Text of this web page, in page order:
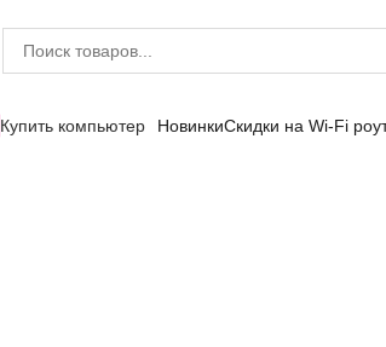
Купить компьютер НовинкиСкидки на Wi-Fi